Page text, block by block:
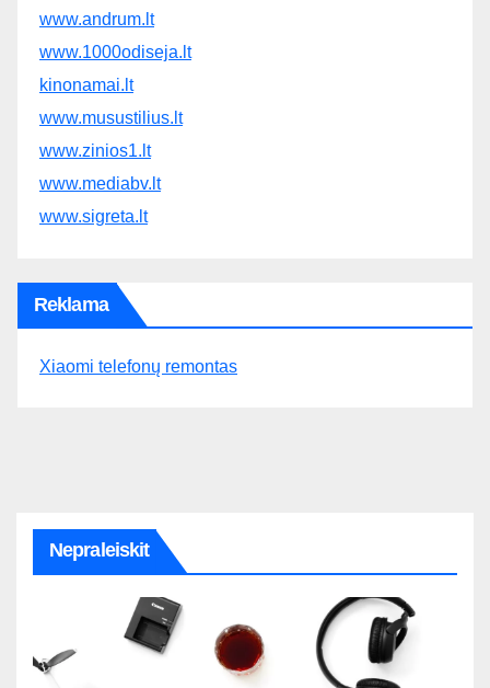
www.andrum.lt
www.1000odiseja.lt
kinonamai.lt
www.musustilius.lt
www.zinios1.lt
www.mediabv.lt
www.sigreta.lt
Reklama
Xiaomi telefonų remontas
Nepraleiskit